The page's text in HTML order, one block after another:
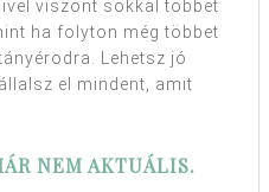
viszont sokkal többet
ha folyton még többet
Lehetsz jó
el mindent, amit
NEM AKTUÁLIS.